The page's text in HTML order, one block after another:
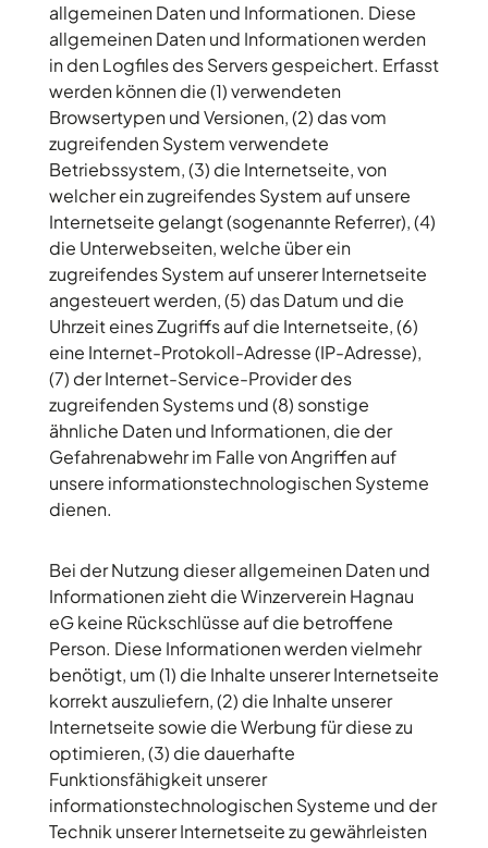
allgemeinen Daten und Informationen. Diese
allgemeinen Daten und Informationen werden
in den Logfiles des Servers gespeichert. Erfasst
werden können die (1) verwendeten
Browsertypen und Versionen, (2) das vom
zugreifenden System verwendete
Betriebssystem, (3) die Internetseite, von
welcher ein zugreifendes System auf unsere
Internetseite gelangt (sogenannte Referrer), (4)
die Unterwebseiten, welche über ein
zugreifendes System auf unserer Internetseite
angesteuert werden, (5) das Datum und die
Uhrzeit eines Zugriffs auf die Internetseite, (6)
eine Internet-Protokoll-Adresse (IP-Adresse),
(7) der Internet-Service-Provider des
zugreifenden Systems und (8) sonstige
ähnliche Daten und Informationen, die der
Gefahrenabwehr im Falle von Angriffen auf
unsere informationstechnologischen Systeme
dienen.
Bei der Nutzung dieser allgemeinen Daten und
Informationen zieht die Winzerverein Hagnau
eG keine Rückschlüsse auf die betroffene
Person. Diese Informationen werden vielmehr
benötigt, um (1) die Inhalte unserer Internetseite
korrekt auszuliefern, (2) die Inhalte unserer
Internetseite sowie die Werbung für diese zu
optimieren, (3) die dauerhafte
Funktionsfähigkeit unserer
informationstechnologischen Systeme und der
Technik unserer Internetseite zu gewährleisten